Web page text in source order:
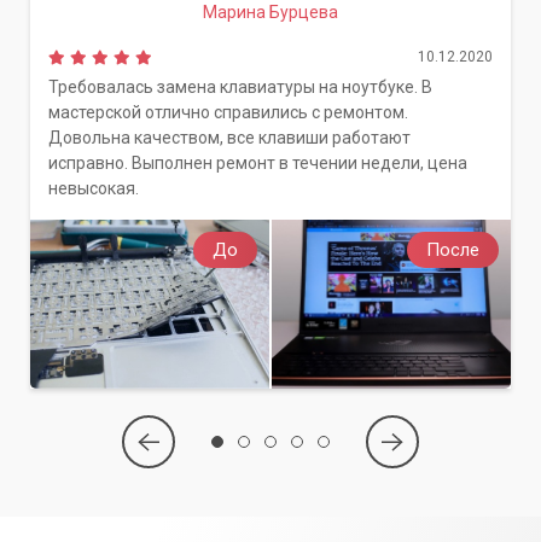
До После
Марина Бурцева
10.12.2020
Требовалась замена клавиатуры на ноутбуке. В
мастерской отлично справились с ремонтом.
Довольна качеством, все клавиши работают
исправно. Выполнен ремонт в течении недели, цена
невысокая.